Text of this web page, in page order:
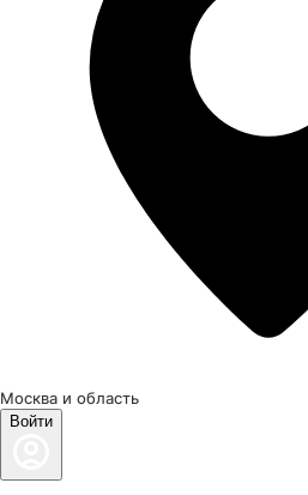
Москва и область
Войти